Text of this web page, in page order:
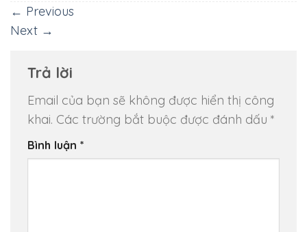
← Previous
Next →
Trả lời
Email của bạn sẽ không được hiển thị công
khai. Các trường bắt buộc được đánh dấu *
Bình luận *